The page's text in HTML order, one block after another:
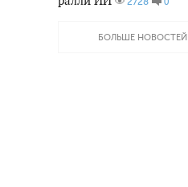
БОЛЬШЕ НОВОСТЕЙ